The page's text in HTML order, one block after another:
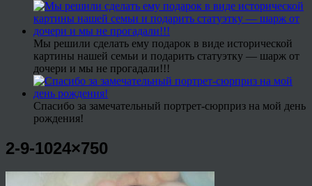
Мы решили сделать ему подарок в виде исторической
картины нашей семьи и подарить статуэтку — шарж от
дочери и мы не прогадали!!!
Спасибо за замечательный портрет-сюрприз на мой день
рождения!
2-9-1024×750